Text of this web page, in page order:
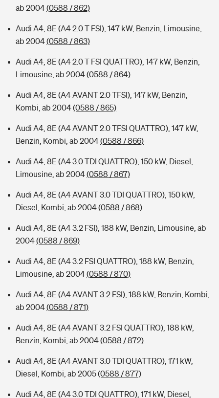
ab 2004(0588 / 862)
Audi A4, 8E (A4 2.0 T FSI), 147 kW, Benzin, Limousine,
ab 2004(0588 / 863)
Audi A4, 8E (A4 2.0 T FSI QUATTRO), 147 kW, Benzin,
Limousine, ab 2004(0588 / 864)
Audi A4, 8E (A4 AVANT 2.0 TFSI), 147 kW, Benzin,
Kombi, ab 2004(0588 / 865)
Audi A4, 8E (A4 AVANT 2.0 TFSI QUATTRO), 147 kW,
Benzin, Kombi, ab 2004(0588 / 866)
Audi A4, 8E (A4 3.0 TDI QUATTRO), 150 kW, Diesel,
Limousine, ab 2004(0588 / 867)
Audi A4, 8E (A4 AVANT 3.0 TDI QUATTRO), 150 kW,
Diesel, Kombi, ab 2004(0588 / 868)
Audi A4, 8E (A4 3.2 FSI), 188 kW, Benzin, Limousine, ab
2004(0588 / 869)
Audi A4, 8E (A4 3.2 FSI QUATTRO), 188 kW, Benzin,
Limousine, ab 2004(0588 / 870)
Audi A4, 8E (A4 AVANT 3.2 FSI), 188 kW, Benzin, Kombi,
ab 2004(0588 / 871)
Audi A4, 8E (A4 AVANT 3.2 FSI QUATTRO), 188 kW,
Benzin, Kombi, ab 2004(0588 / 872)
Audi A4, 8E (A4 AVANT 3.0 TDI QUATTRO), 171 kW,
Diesel, Kombi, ab 2005(0588 / 877)
Audi A4, 8E (A4 3.0 TDI QUATTRO), 171 kW, Diesel,